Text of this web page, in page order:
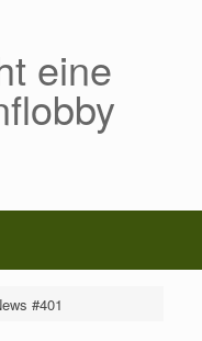
eine
#401